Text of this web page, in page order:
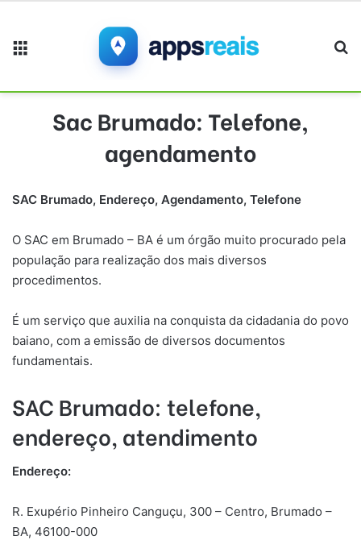
Sac Brumado: Telefone,
agendamento
SAC Brumado, Endereço, Agendamento, Telefone
O SAC em Brumado – BA é um órgão muito procurado pela
população para realização dos mais diversos
procedimentos.
É um serviço que auxilia na conquista da cidadania do povo
baiano, com a emissão de diversos documentos
fundamentais.
SAC Brumado: telefone,
endereço, atendimento
Endereço:
R. Exupério Pinheiro Canguçu, 300 – Centro, Brumado –
BA, 46100-000